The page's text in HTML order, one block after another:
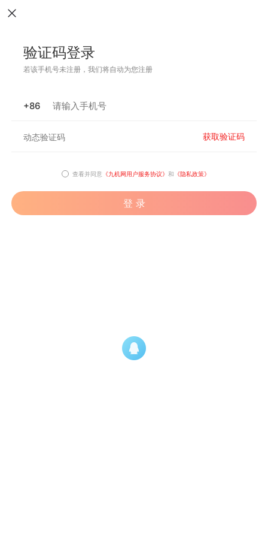
验证码登录
若该手机号未注册，我们将自动为您注册
+86
获取验证码
查看并同意 《九机网用户服务协议》 和 《隐私政策》
登 录